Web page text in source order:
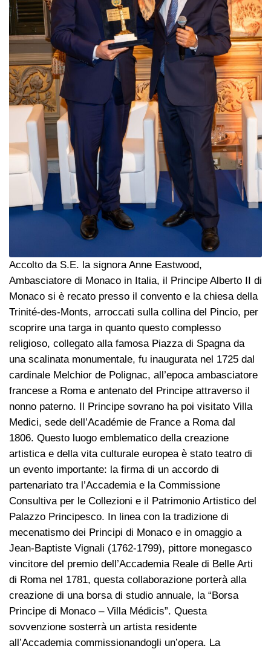
Accolto da S.E. la signora Anne Eastwood,
Ambasciatore di Monaco in Italia, il Principe Alberto II di
Monaco si è recato presso il convento e la chiesa della
Trinité-des-Monts, arroccati sulla collina del Pincio, per
scoprire una targa in quanto questo complesso
religioso, collegato alla famosa Piazza di Spagna da
una scalinata monumentale, fu inaugurata nel 1725 dal
cardinale Melchior de Polignac, all’epoca ambasciatore
francese a Roma e antenato del Principe attraverso il
nonno paterno. Il Principe sovrano ha poi visitato Villa
Medici, sede dell’Académie de France a Roma dal
1806. Questo luogo emblematico della creazione
artistica e della vita culturale europea è stato teatro di
un evento importante: la firma di un accordo di
partenariato tra l’Accademia e la Commissione
Consultiva per le Collezioni e il Patrimonio Artistico del
Palazzo Principesco. In linea con la tradizione di
mecenatismo dei Principi di Monaco e in omaggio a
Jean-Baptiste Vignali (1762-1799), pittore monegasco
vincitore del premio dell’Accademia Reale di Belle Arti
di Roma nel 1781, questa collaborazione porterà alla
creazione di una borsa di studio annuale, la “Borsa
Principe di Monaco – Villa Médicis”. Questa
sovvenzione sosterrà un artista residente
all’Accademia commissionandogli un’opera. La